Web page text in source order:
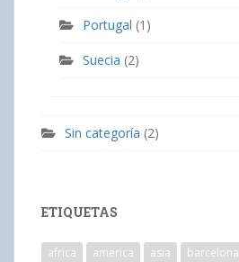
Portugal (1)
Suecia (2)
Sin categoría (2)
ETIQUETAS
africa america asia barcelona